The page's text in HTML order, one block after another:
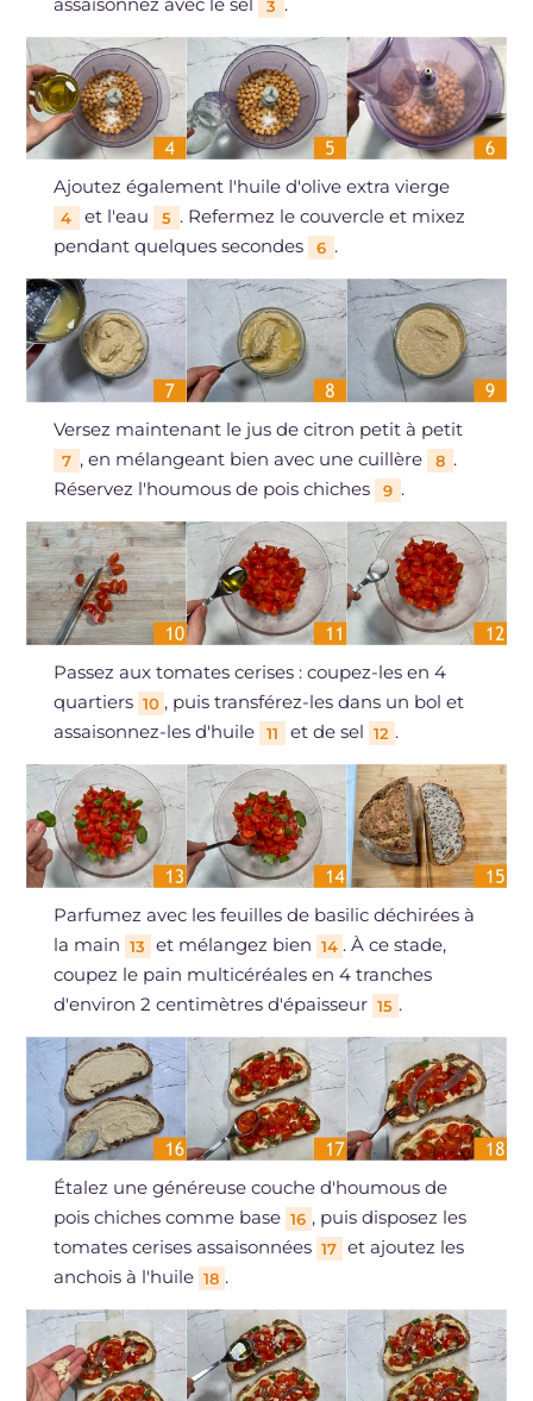
3
Ajoutez également l'huile d'olive extra vierge
4 et l'eau 5 . Refermez le couvercle et mixez
pendant quelques secondes
6 .
Versez maintenant le jus de citron petit à petit
7 , en mélangeant bien avec une cuillère 8 .
Réservez l'houmous de pois chiches
9 .
Passez aux tomates cerises : coupez-les en 4
quartiers 10 , puis transférez-les dans un bol et
assaisonnez-les d'huile
11 et de sel 12 .
Parfumez avec les feuilles de basilic déchirées à
la main 13 et mélangez bien 14 . À ce stade,
coupez le pain multicéréales en 4 tranches
d'environ 2 centimètres d'épaisseur 15 .
Étalez une généreuse couche d'houmous de
pois chiches comme base 16 , puis disposez les
tomates cerises assaisonnées 17 et ajoutez les
anchois à l'huile 18 .